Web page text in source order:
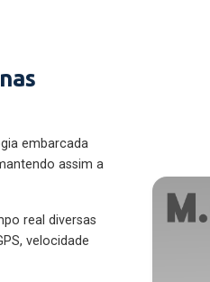
embarcada
assim a
real diversas
velocidade